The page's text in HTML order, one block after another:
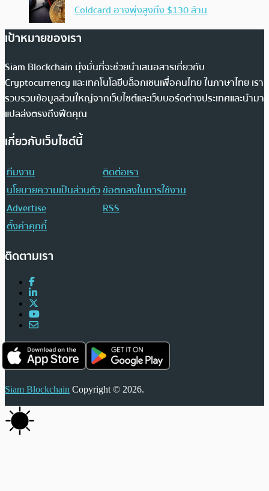
Coldcard อาจพุ่งสูงถึง $130 ล้าน
เป้าหมายของเรา
Siam Blockchain มุ่งมั่นที่จะช่วยนำเสนอสารเกี่ยวกับ
Cryptocurrency และเทคโนโลยีบล็อกเชนเพื่อคนไทย ในภาษาไทย เรา
รวบรวมข้อมูลส่วนใหญ่จากเว็บไซต์และเว็บบอร์ดต่างประเทศและนำมา
แปลส่งตรงถึงฟีดคุณ
เกี่ยวกับเว็บไซต์นี้
ทีมงาน
ติดต่อเรา
นโยบายความเป็นส่วนตัวข้อตกลงในการใช้งาน
Advertise
RSS
ตั้งค่าคุกกี้
ติดตามเรา
Siam Blockchain Copyright © 2026.